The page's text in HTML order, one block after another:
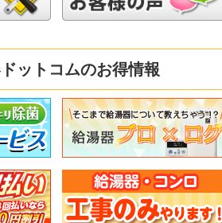
ットコムのお得情報